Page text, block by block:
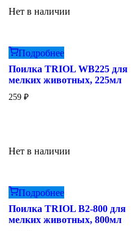
Нет в наличии
Подробнее
Поилка TRIOL WB225 для
мелких животных, 225мл
259 ₽
Нет в наличии
Подробнее
Поилка TRIOL B2-800 для
мелких животных, 800мл